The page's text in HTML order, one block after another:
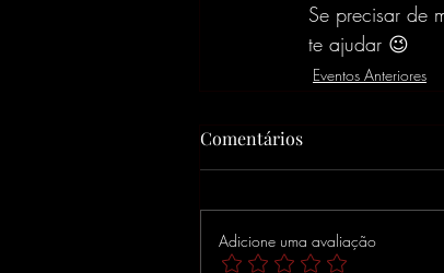
Se precisar de
te ajudar 😉
Eventos Anteriores
Comentários
Adicione uma avaliação